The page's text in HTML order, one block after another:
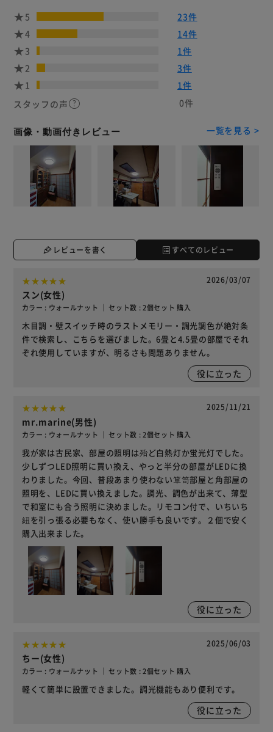
5
23件
4
14件
3
1件
2
3件
1
1件
スタッフの声
0件
画像・動画付きレビュー 一覧を見る >
レビューを書く すべてのレビュー
2026/03/07
スン(女性)
カラー : ウォールナット ｜ セット数 : 2個セット 購入
木目調・壁スイッチ時のラストメモリー・調光調色が絶対条
件で検索し、こちらを選びました。6畳と4.5畳の部屋でそれ
ぞれ使用していますが、明るさも問題ありません。
役に立った
2025/11/21
mr.marine(男性)
カラー : ウォールナット ｜ セット数 : 2個セット 購入
我が家は古民家、部屋の照明は殆ど白熱灯か蛍光灯でした。
少しずつLED照明に買い換え、やっと半分の部屋がLEDに換
わりました。今回、普段あまり使わない箪笥部屋と角部屋の
照明を、LEDに買い換えました。調光、調色が出来て、薄型
で和室にも合う照明に決めました。リモコン付で、いちいち
紐を引っ張る必要もなく、使い勝手も良いです。２個で安く
購入出来ました。
役に立った
2025/06/03
ちー(女性)
カラー : ウォールナット ｜ セット数 : 2個セット 購入
軽くて簡単に設置できました。調光機能もあり便利です。
役に立った